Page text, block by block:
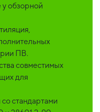
у обзорной
ПВ.
совместимых
для
стандартами